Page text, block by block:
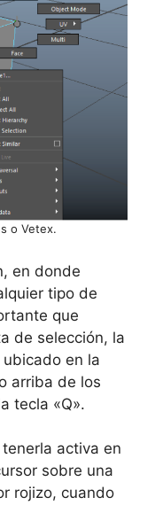
o Vetex.
en donde
tipo de
que
de selección, la
en la
arriba de los
tecla «Q».
activa en
sobre una
rojizo, cuando